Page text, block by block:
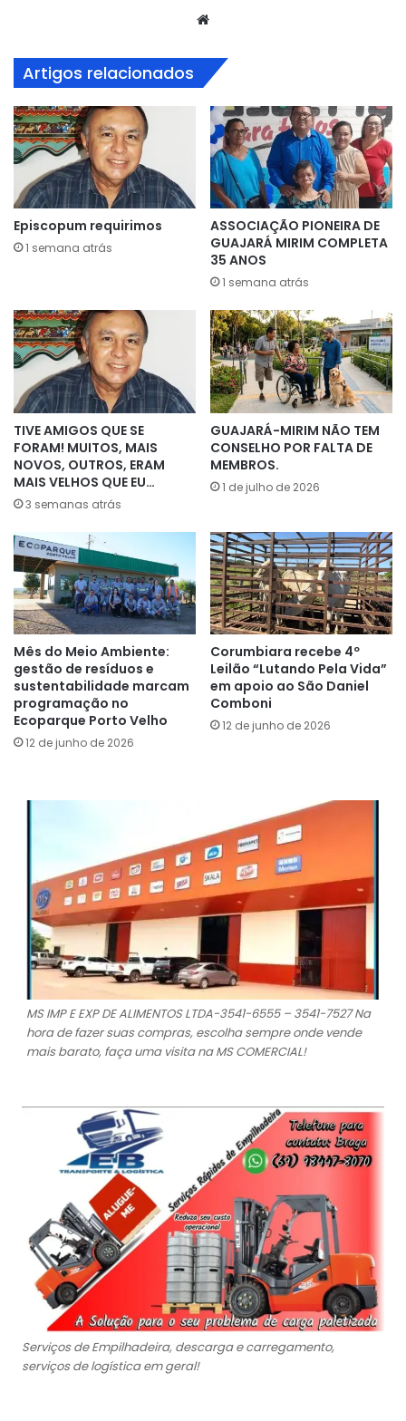
Artigos relacionados
Episcopum requirimos
1 semana atrás
ASSOCIAÇÃO PIONEIRA DE
GUAJARÁ MIRIM COMPLETA
35 ANOS
1 semana atrás
TIVE AMIGOS QUE SE
FORAM! MUITOS, MAIS
NOVOS, OUTROS, ERAM
MAIS VELHOS QUE EU…
3 semanas atrás
GUAJARÁ-MIRIM NÃO TEM
CONSELHO POR FALTA DE
MEMBROS.
1 de julho de 2026
Mês do Meio Ambiente:
gestão de resíduos e
sustentabilidade marcam
programação no
Ecoparque Porto Velho
12 de junho de 2026
Corumbiara recebe 4º
Leilão “Lutando Pela Vida”
em apoio ao São Daniel
Comboni
12 de junho de 2026
MS IMP E EXP DE ALIMENTOS LTDA-3541-6555 – 3541-7527 Na
hora de fazer suas compras, escolha sempre onde vende
mais barato, faça uma visita na MS COMERCIAL!
Serviços de Empilhadeira, descarga e carregamento,
serviços de logística em geral!